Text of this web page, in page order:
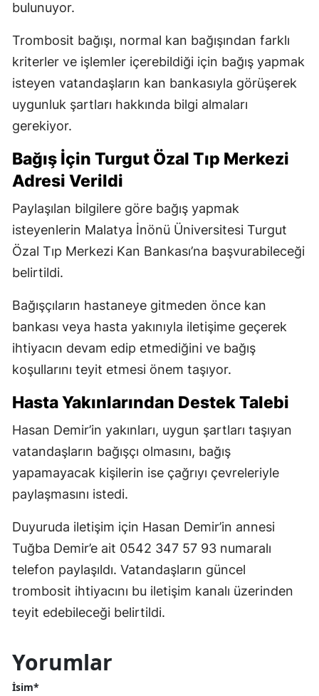
bulunuyor.
Trombosit bağışı, normal kan bağışından farklı
kriterler ve işlemler içerebildiği için bağış yapmak
isteyen vatandaşların kan bankasıyla görüşerek
uygunluk şartları hakkında bilgi almaları
gerekiyor.
Bağış İçin Turgut Özal Tıp Merkezi
Adresi Verildi
Paylaşılan bilgilere göre bağış yapmak
isteyenlerin Malatya İnönü Üniversitesi Turgut
Özal Tıp Merkezi Kan Bankası’na başvurabileceği
belirtildi.
Bağışçıların hastaneye gitmeden önce kan
bankası veya hasta yakınıyla iletişime geçerek
ihtiyacın devam edip etmediğini ve bağış
koşullarını teyit etmesi önem taşıyor.
Hasta Yakınlarından Destek Talebi
Hasan Demir’in yakınları, uygun şartları taşıyan
vatandaşların bağışçı olmasını, bağış
yapamayacak kişilerin ise çağrıyı çevreleriyle
paylaşmasını istedi.
Duyuruda iletişim için Hasan Demir’in annesi
Tuğba Demir’e ait 0542 347 57 93 numaralı
telefon paylaşıldı. Vatandaşların güncel
trombosit ihtiyacını bu iletişim kanalı üzerinden
teyit edebileceği belirtildi.
Yorumlar
İsim*